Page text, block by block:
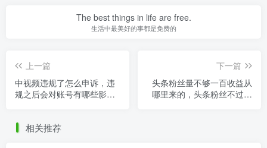
The best things in life are free.
生活中最美好的事都是免费的
上一篇
中视频违规了怎么申诉，违
规之后会对账号有哪些影响
下一篇
头条粉丝量不够一百收益从
哪里来的，头条粉丝不过百
相关推荐